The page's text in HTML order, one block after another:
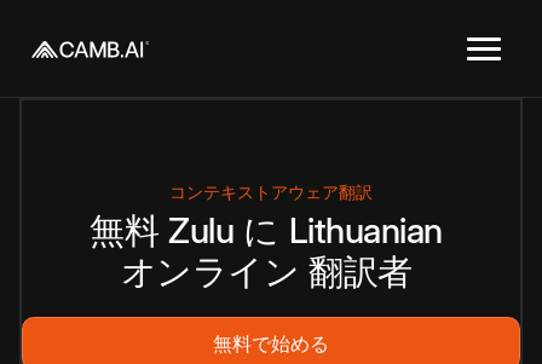
コンテキストアウェア翻訳
無料 Zulu に Lithuanian
オンライン 翻訳者
無料で始める